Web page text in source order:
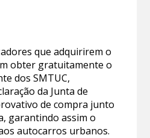
que adquirirem o
obter gratuitamente o
dos SMTUC,
da Junta de
de compra junto
garantindo assim o
autocarros urbanos.